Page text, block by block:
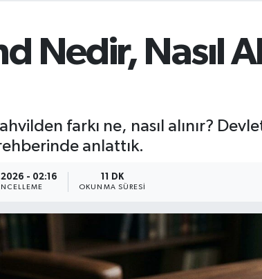
Nedir, Nasıl
farkı ne, nasıl alınır?
anlattık.
- 02:16 11 DK
OKUNMA SÜRESI